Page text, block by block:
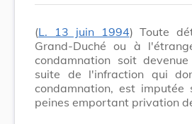
(L. 13 juin 1994) Toute
Grand-Duché ou à
condamnation soit
suite de l'infraction qui
condamnation, est imputée
peines emportant privation